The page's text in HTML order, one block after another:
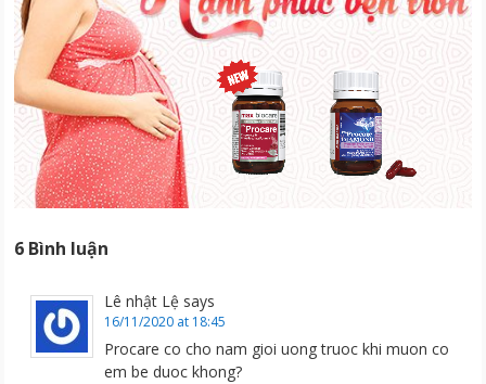
6 Bình luận
Lê nhật Lệ says
16/11/2020 at 18:45
Procare co cho nam gioi uong truoc khi muon co
em be duoc khong?